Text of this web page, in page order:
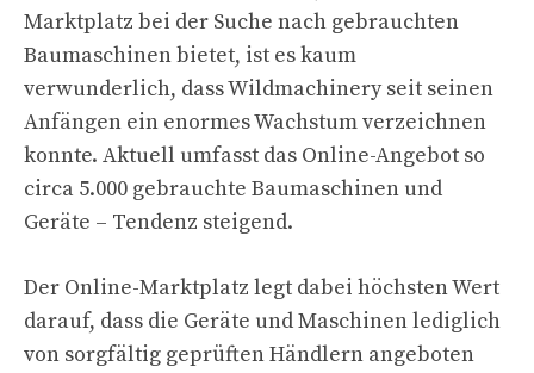
Marktplatz bei der Suche nach gebrauchten
Baumaschinen bietet, ist es kaum
verwunderlich, dass Wildmachinery seit seinen
Anfängen ein enormes Wachstum verzeichnen
konnte. Aktuell umfasst das Online-Angebot so
circa 5.000 gebrauchte Baumaschinen und
Geräte – Tendenz steigend.
Der Online-Marktplatz legt dabei höchsten Wert
darauf, dass die Geräte und Maschinen lediglich
von sorgfältig geprüften Händlern angeboten